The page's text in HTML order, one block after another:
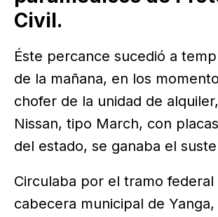
Civil.
Éste percance sucedió a
de la mañana, en los
chofer de la unidad de
Nissan, tipo March, con
del estado, se ganaba el
Circulaba por el tramo federal
cabecera municipal de